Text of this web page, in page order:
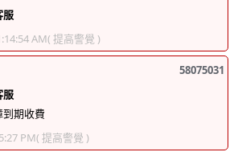
服
AM( 提高警覺 )
58075031
服
到期收費
PM( 提高警覺 )